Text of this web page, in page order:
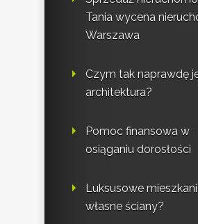
Tania wycena
Warszawa
Czym tak naprawdę
architektura?
Pomoc finansowa w
osiąganiu dorosłości
Luksusowe
własne ściany?